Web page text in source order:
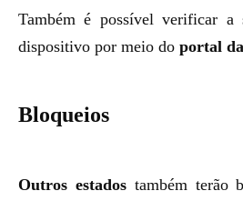
Também é possível verificar
dispositivo por meio do portal
Bloqueios
Outros estados também terão